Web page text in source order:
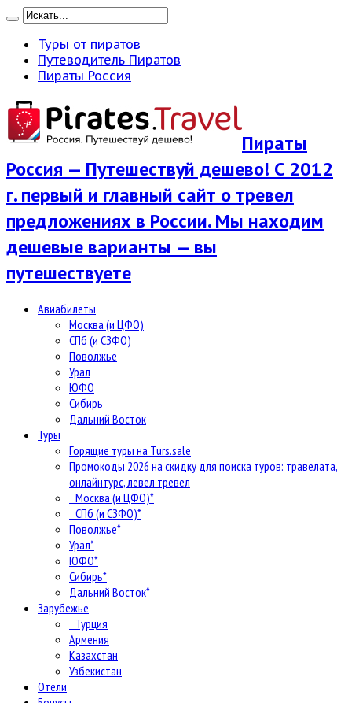
Туры от пиратов
Путеводитель Пиратов
Пираты Россия
Пираты
Россия — Путешествуй дешево! С 2012
г. первый и главный сайт о тревел
предложениях в России. Мы находим
дешевые варианты — вы
путешествуете
Авиабилеты
Москва (и ЦФО)
СПб (и СЗФО)
Поволжье
Урал
ЮФО
Сибирь
Дальний Восток
Туры
Горящие туры на Turs.sale
Промокоды 2026 на скидку для поиска туров: травелата,
онлайнтурс, левел тревел
Москва (и ЦФО)*
СПб (и СЗФО)*
Поволжье*
Урал*
ЮФО*
Сибирь*
Дальний Восток*
Зарубежье
Турция
Армения
Казахстан
Узбекистан
Отели